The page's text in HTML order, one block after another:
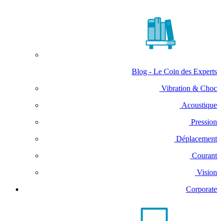
Blog - Le Coin des Experts
Vibration & Choc
Acoustique
Pression
Déplacement
Courant
Vision
Corporate